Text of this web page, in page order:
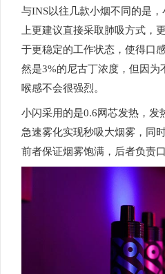
与INS以往几款小烟不同的是
上更建议直接采取肺吸方式，
于更稳定的工作状态，使得口
然是3%的尼古丁浓度，但因
喉感不会很强烈。
小闪采用的是0.6网芯发热，发
急速雾化实现秒吸大烟雾，同
前者保证烟雾饱满，后者负责口